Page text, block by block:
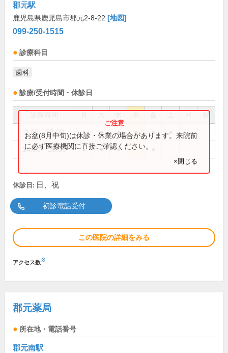
郡元駅
鹿児島県鹿児島市郡元2-8-22 [地図]
099-250-1515
診療科目
歯科
診療/受付時間・休診日
祝
9:00～13:00 ● ● ● ● ●
14:00～18:30 ● ● ●
お盆(8月中旬)は休診・休業の場合があります。来院前
に必ず医療機関に直接ご確認ください。
×閉じる
休診日: 日、祝
初診電話受付
この医院の詳細をみる
アクセス数※
郡元薬局
所在地・電話番号
郡元南駅